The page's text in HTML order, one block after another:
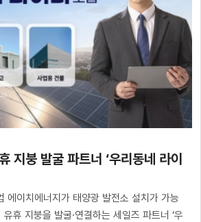
지붕 발굴 파트너 ‘우리동네 라이
에이치에너지가 태양광 발전소 설치가 가능
유휴 지붕을 발굴·연결하는 세일즈 파트너 ‘우